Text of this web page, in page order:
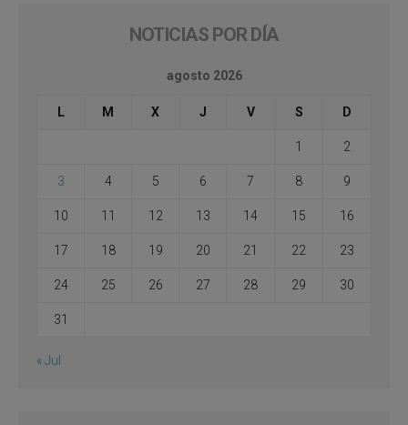
NOTICIAS POR DÍA
agosto 2026
L M X J V S D
1 2
3 4 5 6 7 8 9
10 11 12 13 14 15 16
17 18 19 20 21 22 23
24 25 26 27 28 29 30
31
« Jul